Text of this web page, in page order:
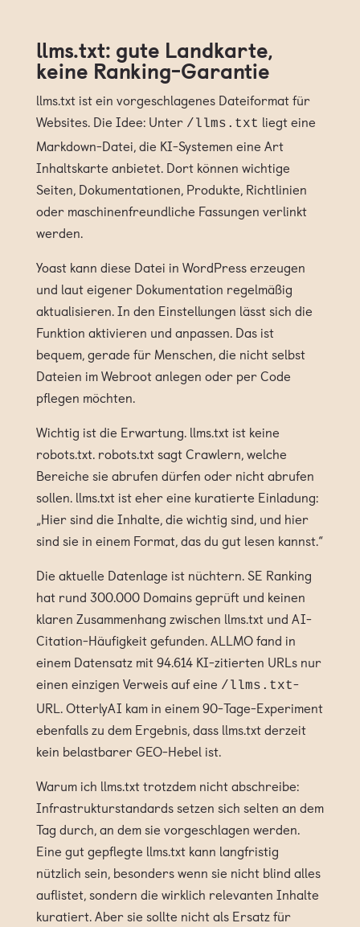
llms.txt: gute Landkarte,
keine Ranking-Garantie
llms.txt ist ein vorgeschlagenes Dateiformat für
Websites. Die Idee: Unter /llms.txt liegt eine
Markdown-Datei, die KI-Systemen eine Art
Inhaltskarte anbietet. Dort können wichtige
Seiten, Dokumentationen, Produkte, Richtlinien
oder maschinenfreundliche Fassungen verlinkt
werden.
Yoast kann diese Datei in WordPress erzeugen
und laut eigener Dokumentation regelmäßig
aktualisieren. In den Einstellungen lässt sich die
Funktion aktivieren und anpassen. Das ist
bequem, gerade für Menschen, die nicht selbst
Dateien im Webroot anlegen oder per Code
pflegen möchten.
Wichtig ist die Erwartung. llms.txt ist keine
robots.txt. robots.txt sagt Crawlern, welche
Bereiche sie abrufen dürfen oder nicht abrufen
sollen. llms.txt ist eher eine kuratierte Einladung:
„Hier sind die Inhalte, die wichtig sind, und hier
sind sie in einem Format, das du gut lesen kannst.“
Die aktuelle Datenlage ist nüchtern. SE Ranking
hat rund 300.000 Domains geprüft und keinen
klaren Zusammenhang zwischen llms.txt und AI-
Citation-Häufigkeit gefunden. ALLMO fand in
einem Datensatz mit 94.614 KI-zitierten URLs nur
einen einzigen Verweis auf eine /llms.txt-
URL. OtterlyAI kam in einem 90-Tage-Experiment
ebenfalls zu dem Ergebnis, dass llms.txt derzeit
kein belastbarer GEO-Hebel ist.
Warum ich llms.txt trotzdem nicht abschreibe:
Infrastrukturstandards setzen sich selten an dem
Tag durch, an dem sie vorgeschlagen werden.
Eine gut gepflegte llms.txt kann langfristig
nützlich sein, besonders wenn sie nicht blind alles
auflistet, sondern die wirklich relevanten Inhalte
kuratiert. Aber sie sollte nicht als Ersatz für